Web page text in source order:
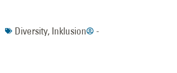
Diversity, Inklusion -